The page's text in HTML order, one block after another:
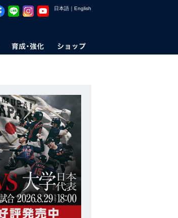
日本語 ｜ English